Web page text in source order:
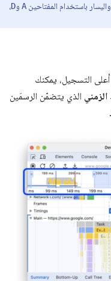
باستخدام المفتاحين A وD،
التسجيل، يمكنك
الذي يتضمّن الرسمَين
.